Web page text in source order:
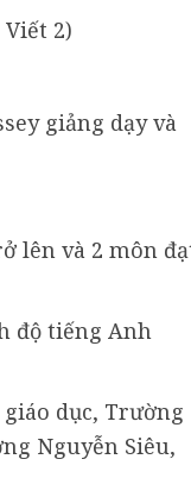
2)
giảng dạy và
lên và 2 môn
độ tiếng Anh
dục, Trường
Nguyễn Siêu,